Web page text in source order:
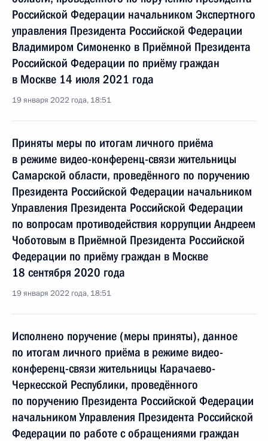
Российской Федерации начальником Экспертного
управления Президента Российской Федерации
Владимиром Симоненко в Приёмной Президента
Российской Федерации по приёму граждан
в Москве 14 июля 2021 года
19 января 2022 года, 18:51
Приняты меры по итогам личного приёма
в режиме видео-конференц-связи жительницы
Самарской области, проведённого по поручению
Президента Российской Федерации начальником
Управления Президента Российской Федерации
по вопросам противодействия коррупции Андреем
Чоботовым в Приёмной Президента Российской
Федерации по приёму граждан в Москве
18 сентября 2020 года
19 января 2022 года, 18:51
Исполнено поручение (меры приняты), данное
по итогам личного приёма в режиме видео-
конференц-связи жительницы Карачаево-
Черкесской Республики, проведённого
по поручению Президента Российской Федерации
начальником Управления Президента Российской
Федерации по работе с обращениями граждан